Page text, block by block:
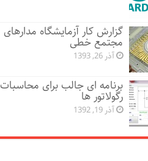
گزارش کار آزمایشگاه مدارهای
مجتمع خطی
آذر 26, 1393
برنامه ای جالب برای محاسبات
رگولاتور ها
آذر 19, 1392